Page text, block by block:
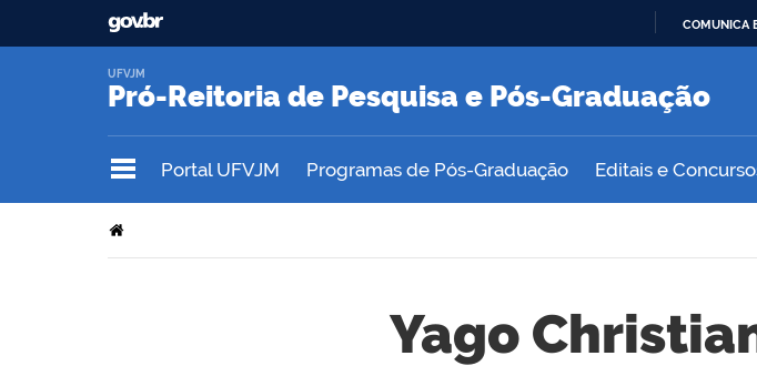
COMUNICA
Pró-Reitoria de Pesquisa e Pós-Graduação
UFVJM
Portal UFVJM Programas de Pós-Graduação Editais e
Yago